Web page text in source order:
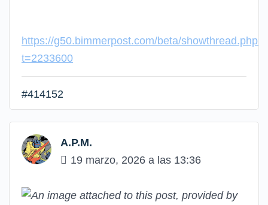
https://g50.bimmerpost.com/beta/showthread.php?
t=2233600
#414152
A.P.M.
19 marzo, 2026 a las 13:36